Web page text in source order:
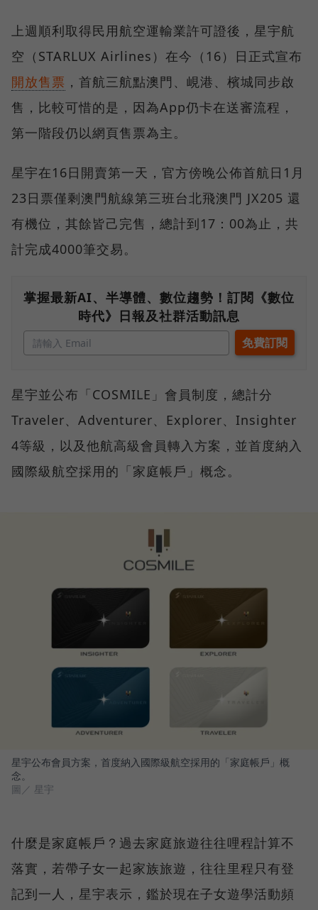
上週順利取得民用航空運輸業許可證後，星宇航
空（STARLUX Airlines）在今（16）日正式宣布
開放售票 ，首航三航點澳門、峴港、檳城同步啟
售，比較可惜的是，因為App仍卡在送審流程，
第一階段仍以網頁售票為主。
星宇在16日開賣第一天，官方傍晚公佈首航日1月
23日票僅剩澳門航線第三班台北飛澳門 JX205 還
有機位，其餘皆己完售，總計到17：00為止，共
計完成4000筆交易。
掌握最新AI、半導體、數位趨勢！訂閱《數位
時代》日報及社群活動訊息
星宇並公布「COSMILE」會員制度，總計分
Traveler、Adventurer、Explorer、Insighter
4等級，以及他航高級會員轉入方案，並首度納入
國際級航空採用的「家庭帳戶」概念。
星宇公布會員方案，首度納入國際級航空採用的「家庭帳戶」概
念。
圖／ 星宇
什麼是家庭帳戶？過去家庭旅遊往往哩程計算不
落實，若帶子女一起家族旅遊，往往里程只有登
記到一人，星宇表示，鑑於現在子女遊學活動頻